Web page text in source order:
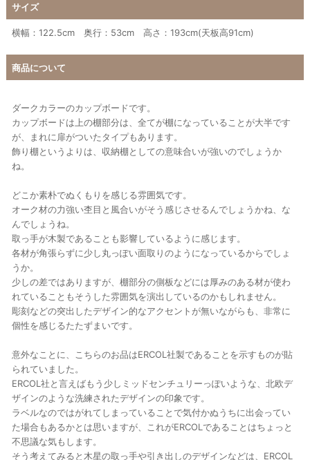
サイズ
横幅：122.5cm 奥行：53cm 高さ：193cm(天板高91cm)
商品について
ダークカラーのカップボードです。
カップボードは上の棚部分は、全てが棚になっていることが大半です
が、まれに扉がついたタイプもあります。
飾り棚というよりは、収納棚としての意味合いが強いのでしょうか
ね。
どこか素朴でぬくもりを感じる雰囲気です。
オーク材の力強い杢目と風合いがそう感じさせるんでしょうかね、な
んでしょうね。
取っ手が木製であることも影響しているように感じます。
各材が角張らずに少し丸っぽい面取りのようになっているからでしょ
うか。
少しの差ではありますが、棚部分の側板などには厚みのある材が使わ
れていることもそうした雰囲気を演出しているのかもしれません。
彫刻などの突出したデザイン的なアクセントが無いながらも、非常に
個性を感じるたたずまいです。
意外なことに、こちらのお品はERCOL社製であることを示すものが貼
られていました。
ERCOL社と言えばもう少しミッドセンチュリーっぽいような、北欧デ
ザインのような洗練されたデザインの印象です。
ラベルなのではがれてしまっていることで気付かぬうちに出会ってい
た場合もあるかとは思いますが、これがERCOLであることはちょっと
不思議な気もします。
そう考えてみると木星の取っ手や引き出しのデザインなどは、ERCOL